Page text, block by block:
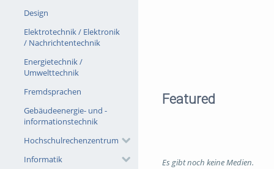
Design
Elektrotechnik / Elektronik
/ Nachrichtentechnik
Energietechnik /
Umwelttechnik
Fremdsprachen
Gebäudeenergie- und -
informationstechnik
Hochschulrechenzentrum
Informatik
Featured
Es gibt noch keine Medien.